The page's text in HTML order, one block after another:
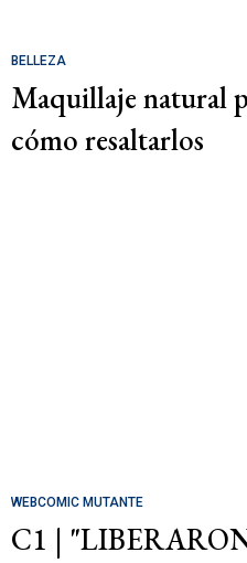
BELLEZA
Maquillaje natural
cómo resaltarlos
WEBCOMIC MUTANTE
C1 |